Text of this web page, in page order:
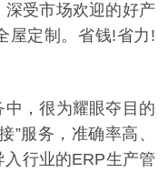
受市场欢迎的好产
屋定制。省钱!省力!
，很为耀眼夺目的
”服务，准确率高、
行业的ERP生产管